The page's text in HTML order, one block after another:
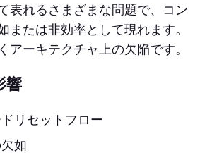
表れるさまざまな問題で、コン
または非効率として現れます。
アーキテクチャ上の欠陥です。
響
リセットフロー
如